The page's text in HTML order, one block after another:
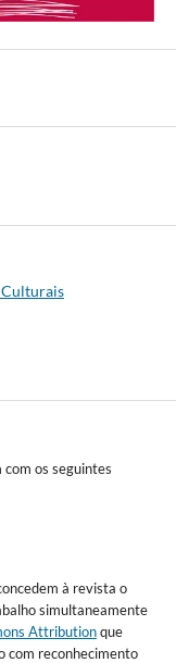
Culturais
os seguintes
à revista o
simultaneamente
Attributionque
com reconhecimento